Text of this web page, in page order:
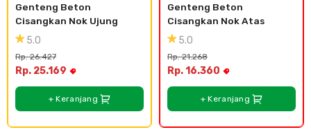
Genteng Beton
Cisangkan Nok Ujung
5.0
Rp. 26.427
Rp. 25.169
+ Keranjang
Genteng Beton
Cisangkan Nok Atas
5.0
Rp. 21.268
Rp. 16.360
+ Keranjang